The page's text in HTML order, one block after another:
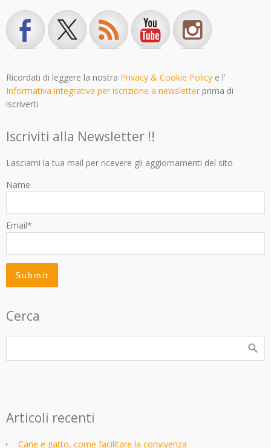
Ricordati di leggere la nostra Privacy & Cookie Policy e l'
Informativa integrativa per iscrizione a newsletterprima di
iscriverti
Iscriviti alla Newsletter !!
Lasciami la tua mail per ricevere gli aggiornamenti del sito
Name
Email*
Cerca
Articoli recenti
Cane e gatto, come facilitare la convivenza